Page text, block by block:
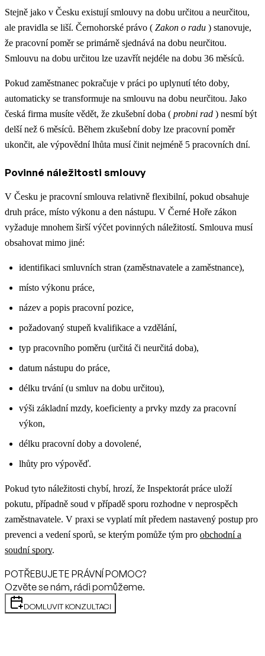
Stejně jako v Česku existují smlouvy na dobu určitou a neurčitou,
ale pravidla se liší. Černohorské právo ( Zakon o radu ) stanovuje,
že pracovní poměr se primárně sjednává na dobu neurčitou.
Smlouvu na dobu určitou lze uzavřít nejdéle na dobu 36 měsíců.
Pokud zaměstnanec pokračuje v práci po uplynutí této doby,
automaticky se transformuje na smlouvu na dobu neurčitou. Jako
česká firma musíte vědět, že zkušební doba ( probni rad ) nesmí být
delší než 6 měsíců. Během zkušební doby lze pracovní poměr
ukončit, ale výpovědní lhůta musí činit nejméně 5 pracovních dní.
Povinné náležitosti smlouvy
V Česku je pracovní smlouva relativně flexibilní, pokud obsahuje
druh práce, místo výkonu a den nástupu. V Černé Hoře zákon
vyžaduje mnohem širší výčet povinných náležitostí. Smlouva musí
obsahovat mimo jiné:
identifikaci smluvních stran (zaměstnavatele a zaměstnance),
místo výkonu práce,
název a popis pracovní pozice,
požadovaný stupeň kvalifikace a vzdělání,
typ pracovního poměru (určitá či neurčitá doba),
datum nástupu do práce,
délku trvání (u smluv na dobu určitou),
výši základní mzdy, koeficienty a prvky mzdy za pracovní
výkon,
délku pracovní doby a dovolené,
lhůty pro výpověď.
Pokud tyto náležitosti chybí, hrozí, že Inspektorát práce uloží
pokutu, případně soud v případě sporu rozhodne v neprospěch
zaměstnavatele. V praxi se vyplatí mít předem nastavený postup pro
prevenci a vedení sporů, se kterým pomůže tým pro obchodní a
soudní spory.
POTŘEBUJETE PRÁVNÍ POMOC?
Ozvěte se nám, rádi pomůžeme.
DOMLUVIT KONZULTACI